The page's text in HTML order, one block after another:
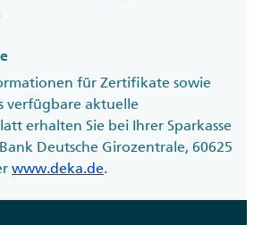
für Zertifikate sowie
verfügbare aktuelle
erhalten Sie bei Ihrer Sparkasse
Deutsche Girozentrale, 60625
www.deka.de.